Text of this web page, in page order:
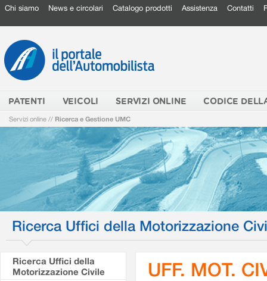
Chi siamo News e circolari Catalogo prodotti Assistenza Contatti
PATENTI VEICOLI SERVIZI ONLINE CODICE
Servizi online // Ricerca e Gestione UMC
Ricerca Uffici della Motorizzazione
Ricerca Uffici della
Motorizzazione Civile
UFF. MOT.